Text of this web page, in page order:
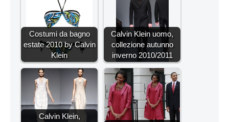
Costumi da bagno
estate 2010 by Calvin
Klein
Calvin Klein uomo,
collezione autunno
inverno 2010/2011
Calvin Klein,